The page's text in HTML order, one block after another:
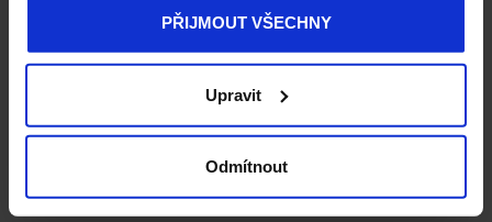
PŘIJMOUT VŠECHNY
Upravit
Odmítnout